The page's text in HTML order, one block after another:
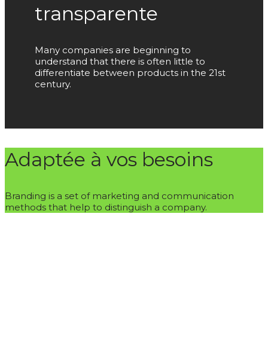
transparente
Many companies are beginning to
understand that there is often little to
differentiate between products in the 21st
century.
Adaptée à vos besoins
Branding is a set of marketing and communication
methods that help to distinguish a company.